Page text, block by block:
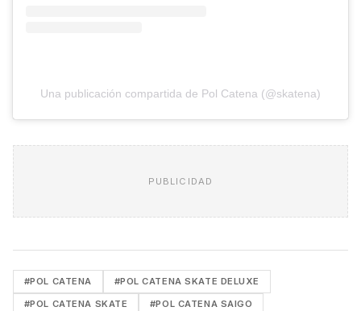
Una publicación compartida de Pol Catena (@skatena)
PUBLICIDAD
#POL CATENA #POL CATENA SKATE DELUXE
#POL CATENA SKATE #POL CATENA SAIGO